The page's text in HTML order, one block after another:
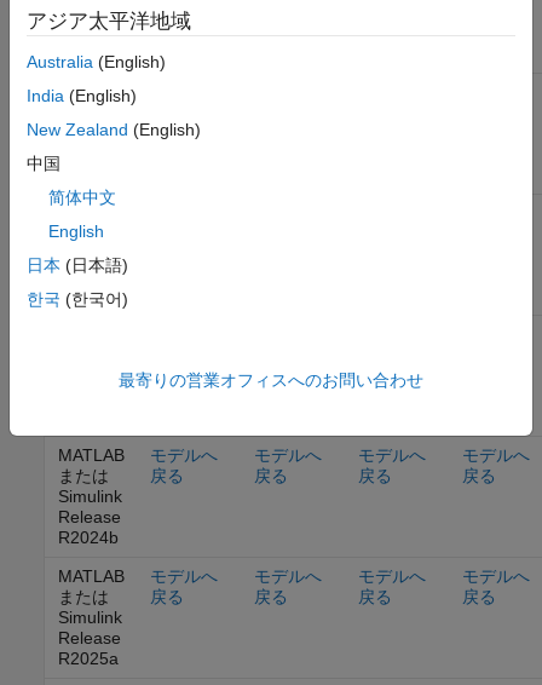
Simulink
Release
R2022b
MATLAB
Simulink
Release
R2023a
または
Simulink
Release
R2023b
Simulink
MATLAB
または
Simulink
Release
R2024b
モデルへ
戻る
モデルへ
戻る
モデルへ
戻る
モデルへ
戻る
MATLAB
または
Simulink
Release
R2025a
モデルへ
戻る
モデルへ
戻る
モデルへ
戻る
モデルへ
戻る
アジア太平洋地域
Australia (English)
India (English)
New Zealand (English)
中国
简体中文
English
日本 (日本語)
한국 (한국어)
最寄りの営業オフィスへのお問い合わせ